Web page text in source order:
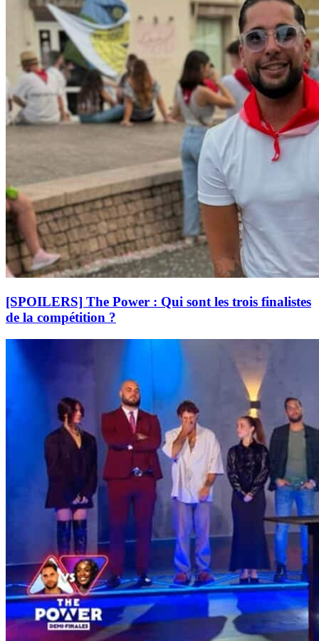
[SPOILERS] The Power : Qui sont les trois finalistes
de la compétition ?